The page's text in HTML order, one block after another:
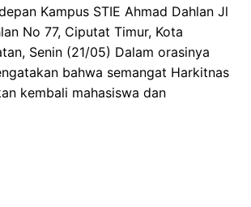
Kampus STIE Ahmad Dahlan Jl
No 77, Ciputat Timur, Kota
Senin (21/05) Dalam orasinya
bahwa semangat Harkitnas
kembali mahasiswa dan